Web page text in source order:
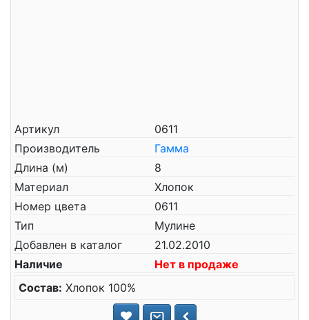
Артикул
0611
Производитель
Гамма
Длина (м)
8
Материал
Хлопок
Номер цвета
0611
Тип
Мулине
Добавлен в каталог
21.02.2010
Наличие
Нет в продаже
Состав: Хлопок 100%